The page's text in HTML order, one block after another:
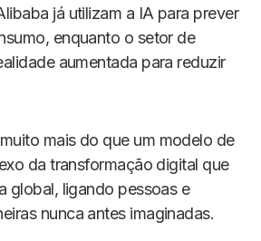
já utilizam a IA para prever
enquanto o setor de
aumentada para reduzir
mais do que um modelo de
da transformação digital que
global, ligando pessoas e
nunca antes imaginadas.